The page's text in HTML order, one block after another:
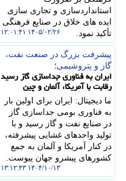
استانداردسازی و تجاری سازی
ایده های خلاق در صنایع فرهنگی
تأکید نمود.
۱۴۰۵/۰۲/۲۶ ۱۲:۰۱:۴۱
پیشرفت بزرگ در صنعت نفت،
گاز و پتروشیمی؛
ایران به فناوری جداسازی گاز رسید
رقابت با آمریکا، آلمان و چین
ما دیجیتال: ایران برای اولین بار
به فناوری بومی جداسازی گاز
در صنایع نفت و گاز رسید و با
تولید واحدهای غشایی پیشرفته،
در کنار آمریکا و آلمان به جمع
کشورهای پیشرو جهان پیوست.
۱۴۰۴/۱۰/۱۳ ۱۳:۱۲:۴۳